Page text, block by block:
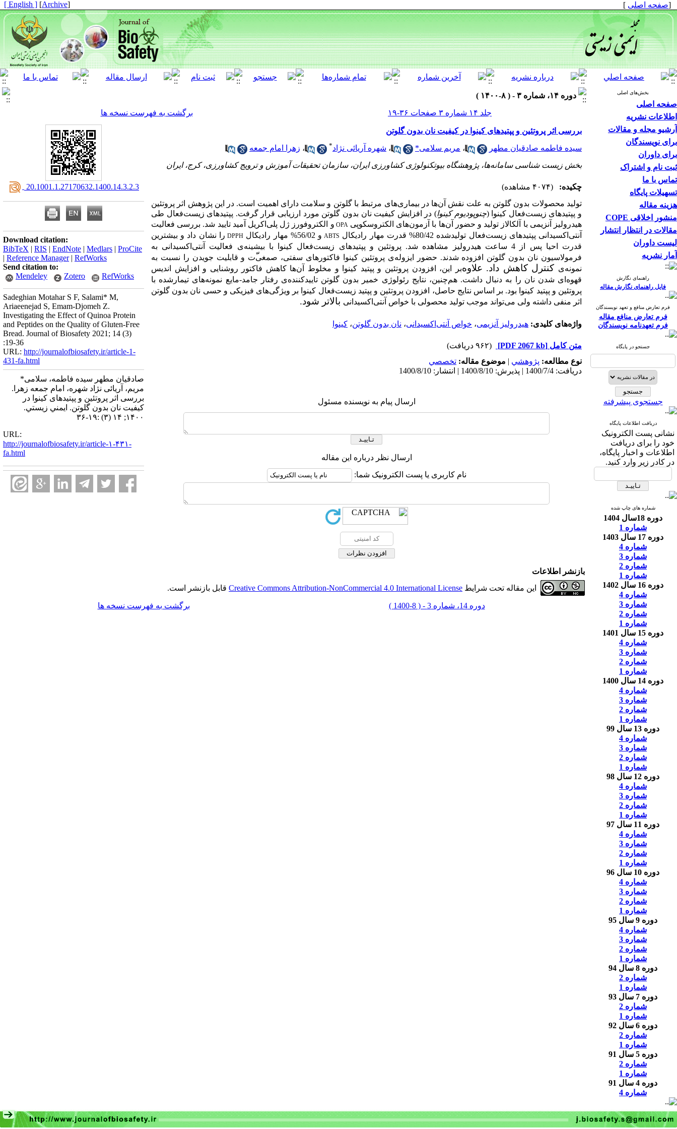
[صفحه اصلی ]
[
Archive
]
[ English ]
بخش‌های اصلی
صفحه اصلی
اطلاعات نشریه
آرشیو مجله و مقالات
برای نویسندگان
برای داوران
ثبت نام و اشتراک
تماس با ما
تسهیلات پایگاه
هزینه مقاله
منشور اخلاقی COPE
مقالات در انتظار انتشار
لیست داوران
آمار نشریه
راهنمای نگارش
فایل راهنمای نگارش مقاله
فرم تعارض منافع و تعهد نویسندگان
فرم تعارض منافع مقاله
فرم تعهدنامه نویسندگان
جستجو در پایگاه
جستجوی پیشرفته
دریافت اطلاعات پایگاه
نشانی پست الکترونیک
خود را برای دریافت
اطلاعات و اخبار پایگاه،
در کادر زیر وارد کنید.
شماره های چاپ شده
دوره 18سال 1404
شماره 1
دوره 17 سال 1403
شماره 4
شماره 3
شماره 2
شماره 1
دوره 16 سال 1402
شماره 4
شماره 3
شماره 2
شماره 1
دوره 15 سال 1401
شماره 4
شماره 3
شماره 2
شماره 1
دوره 14 سال 1400
شماره 4
شماره 3
شماره 2
شماره 1
دوره 13 سال 99
شماره 4
شماره 3
شماره 2
شماره 1
دوره 12 سال 98
شماره 4
شماره 3
شماره 2
شماره 1
دوره 11 سال 97
شماره 4
شماره 3
شماره 2
شماره 1
دوره 10 سال 96
شماره 4
شماره 3
شماره 2
شماره 1
دوره 9 سال 95
شماره 4
شماره 3
شماره 2
شماره 1
دوره 8 سال 94
شماره 2
شماره 1
دوره 7 سال 93
شماره 2
شماره 1
دوره 6 سال 92
شماره 2
شماره 1
دوره 5 سال 91
شماره 2
شماره 1
دوره 4 سال 91
شماره 4
دوره ۱۴، شماره ۳ - ( ۸-۱۴۰۰ )
جلد ۱۴ شماره ۳ صفحات ۳۶-۱۹
برگشت به فهرست نسخه ها
بررسی اثر پروتئین و پپتیدهای کینوا در کیفیت نان بدون گلوتن
سیده فاطمه صادقیان مطهر ، مریم سلامی* ، شهره آریائی نژاد* ، زهرا امام جمعه
بخش زیست شناسی سامانه‌ها، پژوهشگاه بیوتکنولوژی کشاورزی ایران، سازمان تحقیقات آموزش و ترویج کشاورزی، کرج، ایران
چکیده:
(۴۰۷۴ مشاهده)
تولید محصولات بدون گلوتن به علت نقش آنها در بیماری‌های مرتبط با گلوتن و سلامت دارای اهمیت است. در این پژوهش اثر پروتئین
و پپتیدهای زیست‌فعال کینوا (چنوپودیوم کینوا) در افزایش کیفیت نان بدون گلوتن مورد ارزیابی قرار گرفت. پپتیدهای زیست‌فعال طی
هیدرولیز آنزیمی با آلکالاز تولید و حضور آنها با آزمونهای الکتروسکوپی OPA و الکتروفورز ژل پلی‌اکریل آمید تایید شد. بررسی فعالیت
آنتی اکسیدانی پپتیدهای زیست‌فعال تولیدشده 80/42% قدرت مهار رادیکال ABTS و 56/02% مهار رادیکال DPPH را نشان داد و بیشترین
قدرت احیا پس از 4 ساعت هیدرولیز مشاهده شد. پروتئین و پپتیدهای زیست‌فعال کینوا با بیشینه
ی فعالیت آنتی اکسیدانی به
فرمولاسیون نان بدون گلوتن افزوده شدند. حضور ایزولهی پروتئین کینوا فاکتورهای سفتی، صمغیت و قابلیت جویدن را نسبت به
نمونهی کنترل کاهش داد. علاوه‌بر این، افزودن پروتئین و پپتید کینوا و مخلوط آنها کاهش فاکتور روشنایی و افزایش اندیس
قهوه ای شدن نان را به دنبال داشت. همچنین، نتایج رئولوژی خمیر بدون گلوتن تاییدکنندهی رفتار جامد-مایع نمونههای تیمارشده با
پروتئین و پپتید کینوا بود. بر اساس نتایج حاصل، افزودن پروتئین و پپتید زیست‌فعال کینوا بر ویژگیهای فیزیکی و حسی نان بدون گلوتن
اثر منفی داشته ولی میتواند موجب تولید محصولی با خواص آنتی اکسیدانی بالاتر شود.
واژه‌های کلیدی: هیدرولیز آنزیمی، خواص آنتی‌اکسیدانی، نان بدون گلوتن، کینوا
متن کامل [PDF 2067 kb]
(۹۶۲ دریافت)
نوع مطالعه: پژوهشي | موضوع مقاله: تخصصي
دریافت: 1400/7/4 | پذیرش: 1400/8/10 | انتشار: 1400/8/10
ارسال پیام به نویسنده مسئول
ارسال نظر درباره این مقاله
نام کاربری یا پست الکترونیک شما:
‎ 20.1001.1.27170632.1400.14.3.2.3
Download citation:
BibTeX | RIS | EndNote | Medlars | ProCite
| Reference Manager| RefWorks
Send citation to:
Mendeley
Zotero RefWorks
Sadeghian Motahar S F, Salami* M,
Ariaeenejad S, Emam-Djomeh Z.
Investigating the Effect of Quinoa Protein
and Peptides on the Quality of Gluten-Free
Bread. Journal of Biosafety 2021; 14 (3)
:19-36
URL: http://journalofbiosafety.ir/article-1-
431-fa.html
صادقیان مطهر سیده فاطمه، سلامی*
مریم، آریائی نژاد شهره، امام جمعه زهرا.
بررسی اثر پروتئین و پپتیدهای کینوا در
کیفیت نان بدون گلوتن. ايمني زيستي.
۱۴۰۰; ۱۴ (۳) :۱۹-۳۶
URL:
http://journalofbiosafety.ir/article-۱-۴۳۱-
fa.html
بازنشر اطلاعات
این مقاله تحت شرایط Creative Commons Attribution-NonCommercial 4.0 International License قابل بازنشر است.
دوره 14، شماره 3 - ( 8-1400 ) برگشت به فهرست نسخه ها